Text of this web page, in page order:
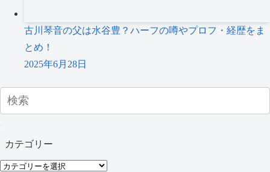
古川琴音の父は水谷豊？ハーフの噂やプロフ・経歴をま
とめ！
2025年6月28日
カテゴリー
カ